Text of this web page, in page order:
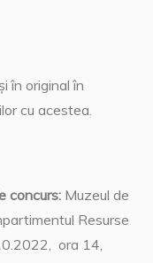
în original în
cu acestea.
concurs: Muzeul de
Resurse
ora 14,